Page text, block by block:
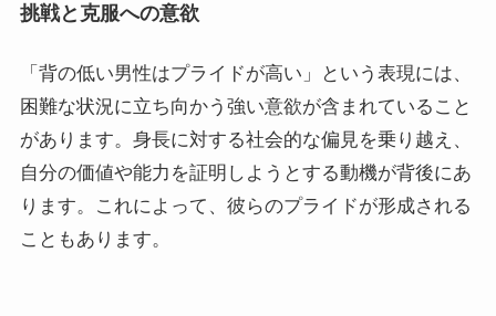
挑戦と克服への意欲
「背の低い男性はプライドが高い」という表現には、
困難な状況に立ち向かう強い意欲が含まれていること
があります。身長に対する社会的な偏見を乗り越え、
自分の価値や能力を証明しようとする動機が背後にあ
ります。これによって、彼らのプライドが形成される
こともあります。